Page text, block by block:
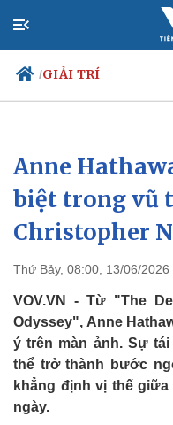
/GIẢI TRÍ
Chính trị
Đảng
Tổ chức nhân sự
Quốc hội
Nhận diện sự thật
Anne
biệt trong vũ
Christopher
Thứ Bảy, 08:00, 13/06/2026
VOV.VN - Từ "The
Odyssey", Anne
ý trên màn ảnh. Sự
thể trở thành bước
khẳng định vị thế
ngày.